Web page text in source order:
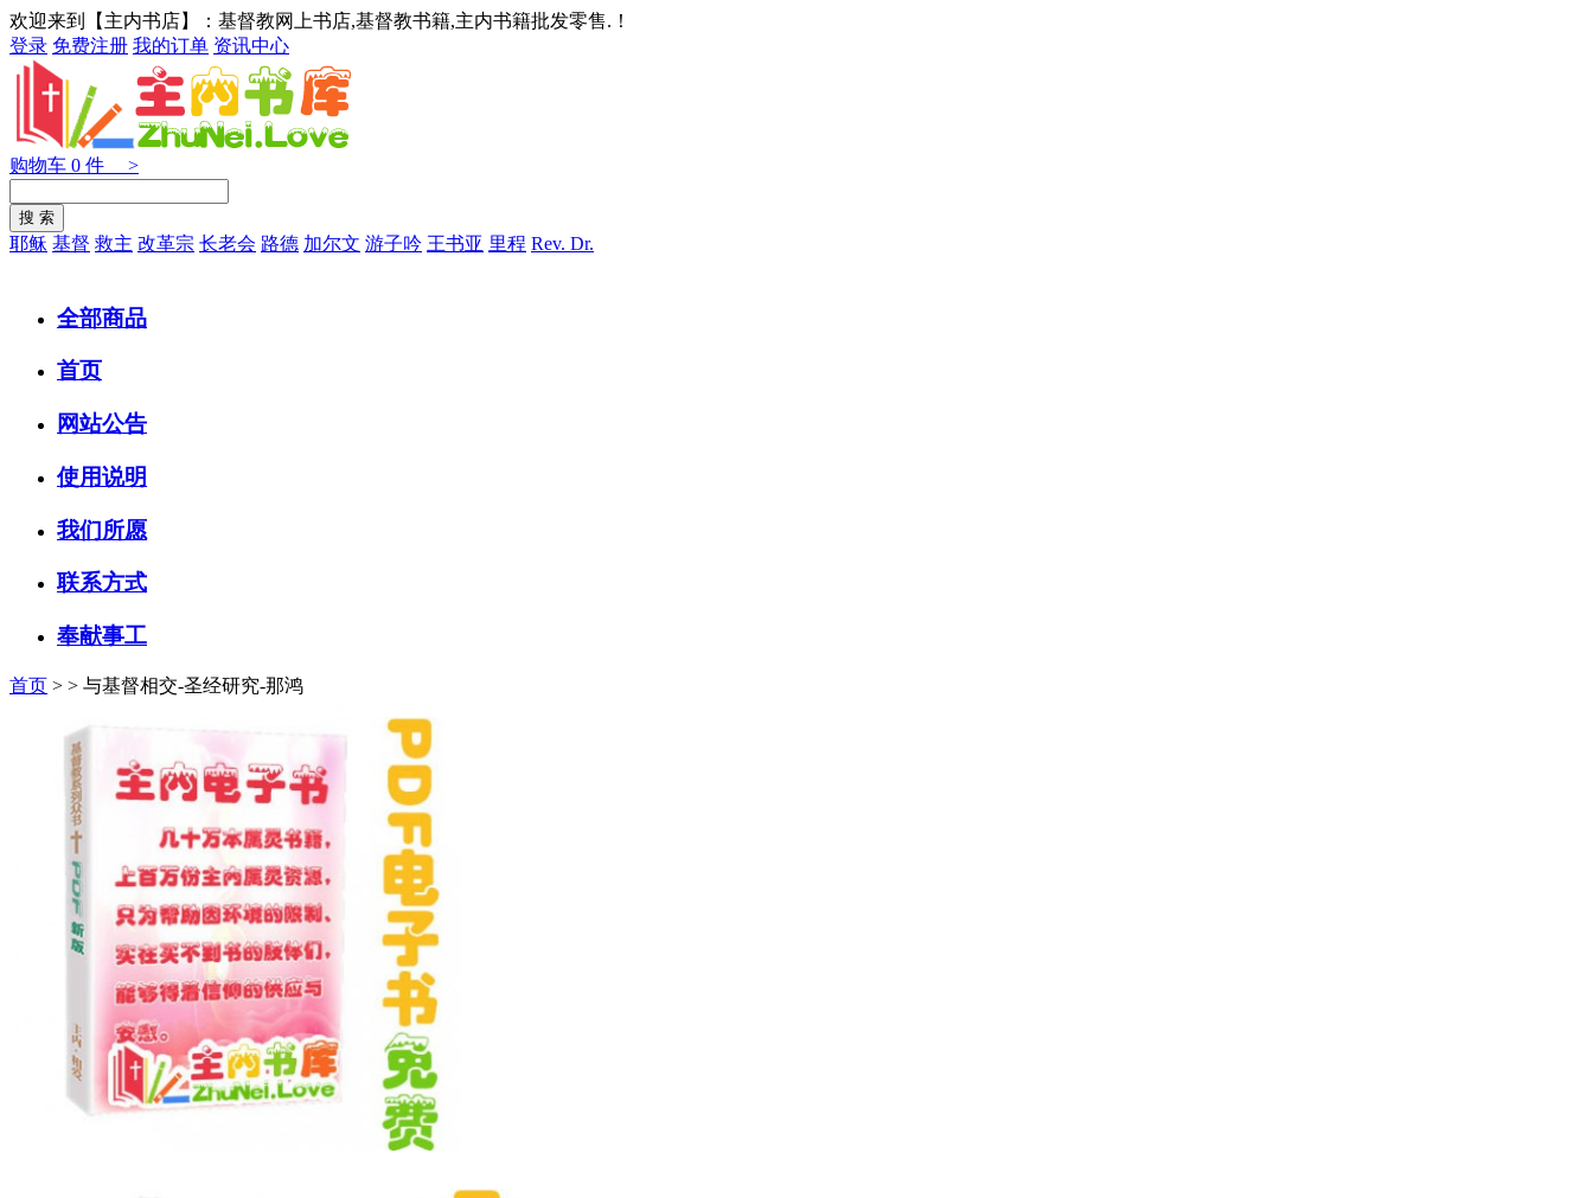
欢迎来到【主内书店】：基督教网上书店,基督教书籍,主内书籍批发零售.！
登录 免费注册 我的订单 资讯中心
购物车 0 件 >
耶稣 基督 救主 改革宗 长老会 路德 加尔文 游子吟 王书亚 里程 Rev. Dr.
全部商品
首页
网站公告
使用说明
我们所愿
联系方式
奉献事工
首页 > > 与基督相交-圣经研究-那鸿